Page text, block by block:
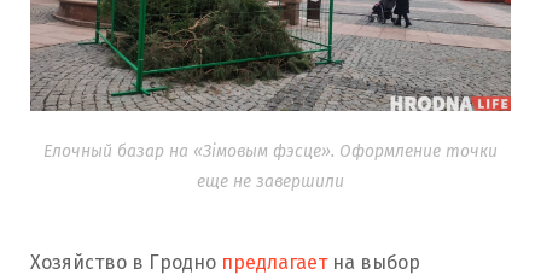
Елочный базар на «Зімовым фэсце». Оформление точки
еще не завершили
Хозяйство в Гродно предлагает на выбор